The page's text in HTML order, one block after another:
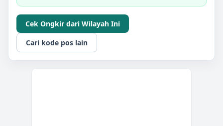
Cek Ongkir dari Wilayah Ini
Cari kode pos lain